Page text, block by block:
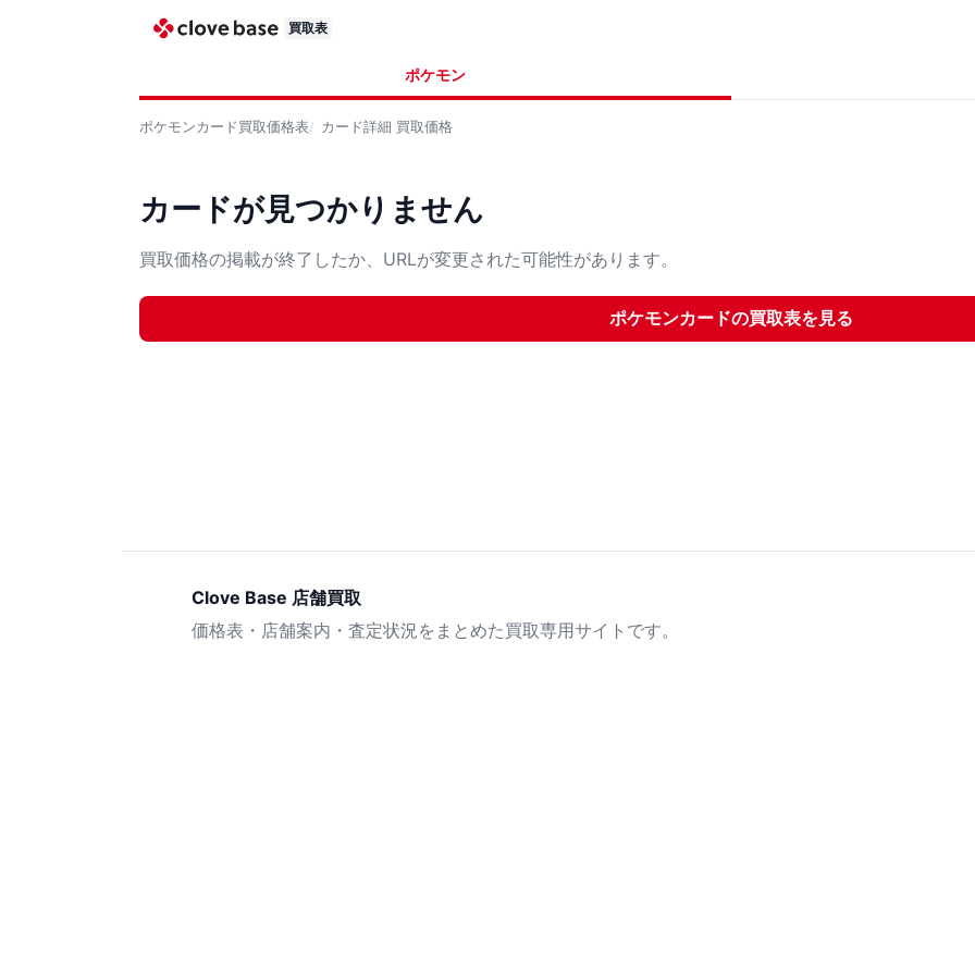
買取表
ポケモン
ポケモンカード買取価格表 カード詳細 買取価格
カードが見つかりません
買取価格の掲載が終了したか、URLが変更された可能性があります。
ポケモンカードの買取表を見る
Clove Base 店舗買取
価格表・店舗案内・査定状況をまとめた買取専用サイトです。